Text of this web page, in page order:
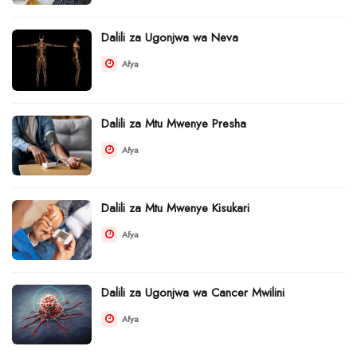
Dalili za Ugonjwa wa Neva
Afya
Dalili za Mtu Mwenye Presha
Afya
Dalili za Mtu Mwenye Kisukari
Afya
Dalili za Ugonjwa wa Cancer Mwilini
Afya